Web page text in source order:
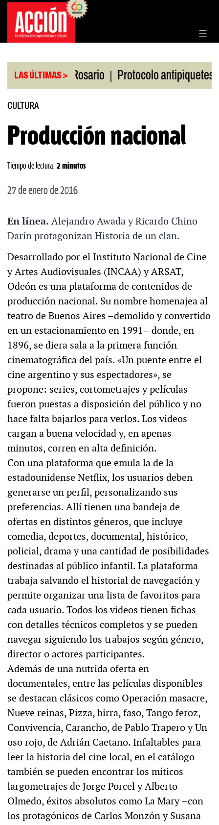
Saltar
contenido
LAS ÚLTIMAS >
Bolsa de Rosario | Protocolo antipiquetes |
CULTURA
Producción nacional
Tiempo de lectura: 2 minutos
27 de enero de 2016
En línea. Alejandro Awada y Ricardo Chino
Darín protagonizan Historia de un clan.
Desarrollado por el Instituto Nacional de Cine
y Artes Audiovisuales (INCAA) y ARSAT,
Odeón es una plataforma de contenidos de
producción nacional. Su nombre homenajea al
teatro de Buenos Aires –demolido y convertido
en un estacionamiento en 1991– donde, en
1896, se diera sala a la primera función
cinematográfica del país. «Un puente entre el
cine argentino y sus espectadores», se
propone: series, cortometrajes y películas
fueron puestas a disposición del público y no
hace falta bajarlos para verlos. Los videos
cargan a buena velocidad y, en apenas
minutos, corren en alta definición.
Con una plataforma que emula la de la
estadounidense Netflix, los usuarios deben
generarse un perfil, personalizando sus
preferencias. Allí tienen una bandeja de
ofertas en distintos géneros, que incluye
comedia, deportes, documental, histórico,
policial, drama y una cantidad de posibilidades
destinadas al público infantil. La plataforma
trabaja salvando el historial de navegación y
permite organizar una lista de favoritos para
cada usuario. Todos los videos tienen fichas
con detalles técnicos completos y se pueden
navegar siguiendo los trabajos según género,
director o actores participantes.
Además de una nutrida oferta en
documentales, entre las películas disponibles
se destacan clásicos como Operación masacre,
Nueve reinas, Pizza, birra, faso, Tango feroz,
Convivencia, Carancho, de Pablo Trapero y Un
oso rojo, de Adrián Caetano. Infaltables para
leer la historia del cine local, en el catálogo
también se pueden encontrar los míticos
largometrajes de Jorge Porcel y Alberto
Olmedo, éxitos absolutos como La Mary –con
los protagónicos de Carlos Monzón y Susana